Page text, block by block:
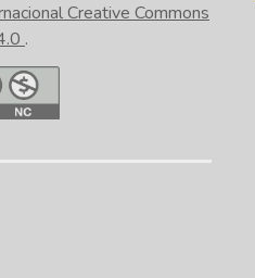
Creative Commons
.